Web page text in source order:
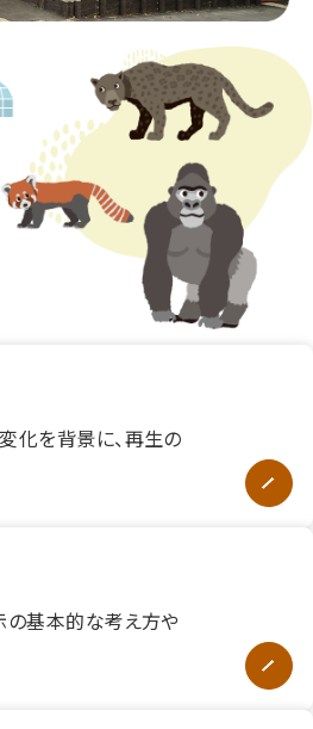
化を背景に、再生の
基本的な考え方や